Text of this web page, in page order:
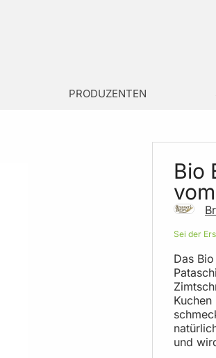
PRODUZENTEN
Bio
Sei der
Das
und